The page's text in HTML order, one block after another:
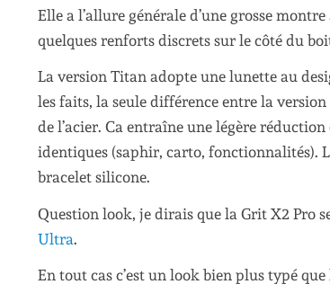
Elle a l’allure générale d’une grosse
quelques renforts discrets sur le côté du
La version Titan adopte une lunette au
les faits, la seule différence entre la
de l’acier. Ca entraîne une légère
identiques (saphir, carto, fonctionnalités).
bracelet silicone.
Question look, je dirais que la Grit X2 Pro
Ultra.
En tout cas c’est un look bien plus typé